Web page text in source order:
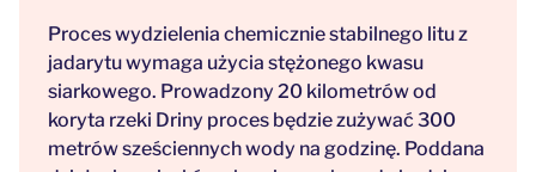
Proces wydzielenia chemicznie stabilnego litu z
jadarytu wymaga użycia stężonego kwasu
siarkowego. Prowadzony 20 kilometrów od
koryta rzeki Driny proces będzie zużywać 300
metrów sześciennych wody na godzinę. Poddana